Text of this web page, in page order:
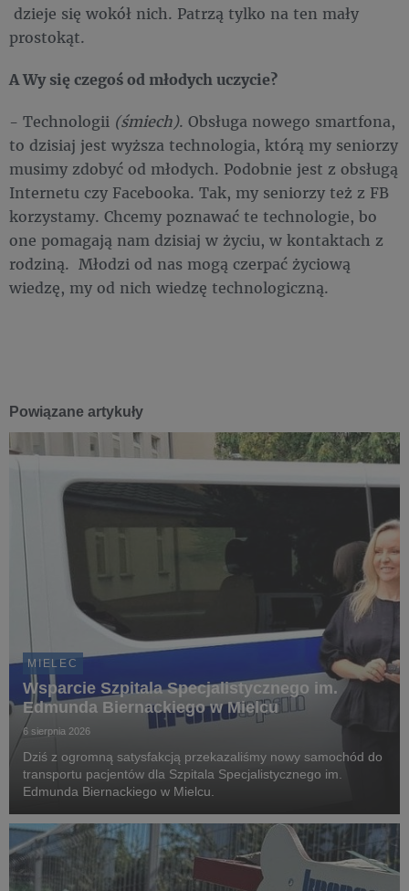
dzieje się wokół nich. Patrzą tylko na ten mały
prostokąt.
A Wy się czegoś od młodych uczycie?
- Technologii (śmiech). Obsługa nowego smartfona,
to dzisiaj jest wyższa technologia, którą my seniorzy
musimy zdobyć od młodych. Podobnie jest z obsługą
Internetu czy Facebooka. Tak, my seniorzy też z FB
korzystamy. Chcemy poznawać te technologie, bo
one pomagają nam dzisiaj w życiu, w kontaktach z
rodziną. Młodzi od nas mogą czerpać życiową
wiedzę, my od nich wiedzę technologiczną.
Powiązane artykuły
MIELEC
Wsparcie Szpitala Specjalistycznego im.
Edmunda Biernackiego w Mielcu
6 sierpnia 2026
Dziś z ogromną satysfakcją przekazaliśmy nowy samochód do
transportu pacjentów dla Szpitala Specjalistycznego im.
Edmunda Biernackiego w Mielcu.